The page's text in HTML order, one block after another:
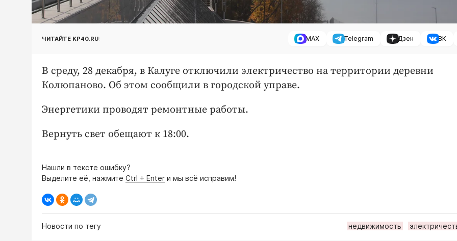
ЧИТАЙТЕ KP40.RU: MAX Telegram Дзен ВК
В среду, 28 декабря, в Калуге отключили электричество на территории деревни
Колюпаново. Об этом сообщили в городской управе.
Энергетики проводят ремонтные работы.
Вернуть свет обещают к 18:00.
Нашли в тексте ошибку?
Выделите её, нажмите Ctrl + Enter и мы всё исправим!
Новости по тегу недвижимость